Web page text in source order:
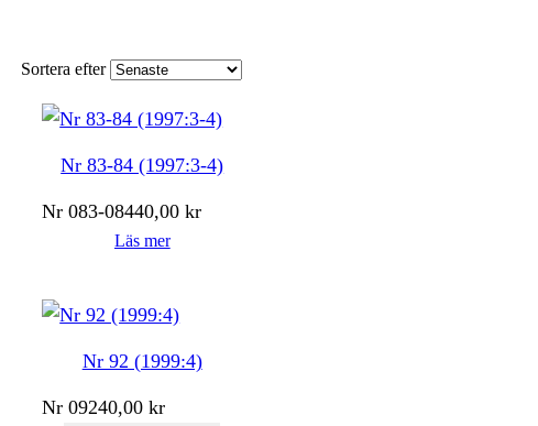
Sortera efter
Nr 83-84 (1997:3-4)
Nr 083-08440,00kr
Läs mer
Nr 92 (1999:4)
Nr 09240,00kr